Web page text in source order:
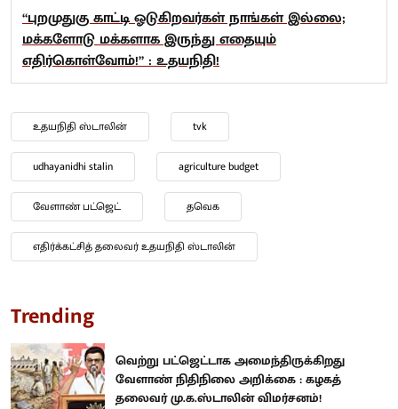
“புறமுதுகு காட்டி ஓடுகிறவர்கள் நாங்கள் இல்லை;
மக்களோடு மக்களாக இருந்து எதையும்
எதிர்கொள்வோம்!” : உதயநிதி!
உதயநிதி ஸ்டாலின் tvk
udhayanidhi stalin agriculture budget
வேளாண் பட்ஜெட் தவெக
எதிர்க்கட்சித் தலைவர் உதயநிதி ஸ்டாலின்
Trending
வெற்று பட்ஜெட்டாக அமைந்திருக்கிறது
வேளாண் நிதிநிலை அறிக்கை : கழகத்
தலைவர் மு.க.ஸ்டாலின் விமர்சனம்!